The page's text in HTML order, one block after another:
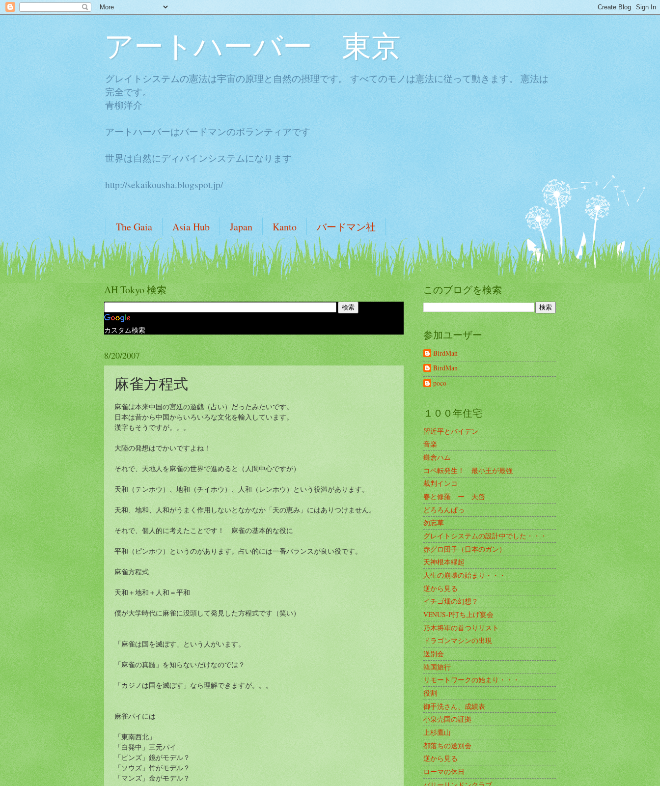
アートハーバー 東京
グレイトシステムの憲法は宇宙の原理と自然の摂理です。 すべてのモノは憲法に従って動きます。 憲法は
完全です。
青柳洋介
アートハーバーはバードマンのボランティアです
世界は自然にディバインシステムになります
http://sekaikousha.blogspot.jp/
The Gaia Asia Hub Japan Kanto バードマン社
AH Tokyo 検索
カスタム検索
8/20/2007
麻雀方程式
麻雀は本来中国の宮廷の遊戯（占い）だったみたいです。
日本は昔から中国からいろいろな文化を輸入しています。
漢字もそうですが。。。
大陸の発想はでかいですよね！
それで、天地人を麻雀の世界で進めると（人間中心ですが）
天和（テンホウ）、地和（チイホウ）、人和（レンホウ）という役満があります。
天和、地和、人和がうまく作用しないとなかなか「天の恵み」にはありつけません。
それで、個人的に考えたことです！ 麻雀の基本的な役に
平和（ピンホウ）というのがあります。占い的には一番バランスが良い役です。
麻雀方程式
天和＋地和＋人和＝平和
僕が大学時代に麻雀に没頭して発見した方程式です（笑い）
「麻雀は国を滅ぼす」という人がいます。
「麻雀の真髄」を知らないだけなのでは？
「カジノは国を滅ぼす」なら理解できますが。。。
麻雀パイには
「東南西北」
「白発中」三元パイ
「ピンズ」鏡がモデル？
「ソウズ」竹がモデル？
「マンズ」金がモデル？
このブログを検索
参加ユーザー
BirdMan
BirdMan
poco
１００年住宅
習近平とバイデン
音楽
鎌倉ハム
コペ転発生！ 最小王が最強
裁判インコ
春と修羅 ー 天啓
どろろんぱっ
勿忘草
グレイトシステムの設計中でした・・・
赤グロ団子（日本のガン）
天神根本縁起
人生の崩壊の始まり・・・
逆から見る
イチゴ畑の幻想？
VENUS-P打ち上げ宴会
乃木将軍の首つりリスト
ドラゴンマシンの出現
送別会
韓国旅行
リモートワークの始まり・・・
役割
御手洗さん、成績表
小泉売国の証拠
上杉鷹山
都落ちの送別会
逆から見る
ローマの休日